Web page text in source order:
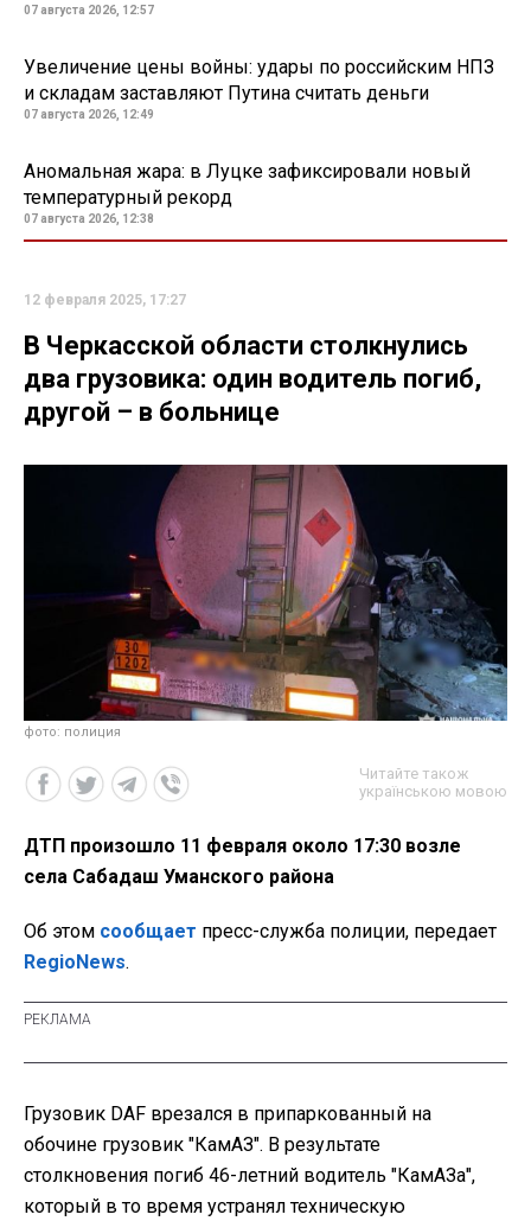
07 августа 2026, 12:57
Увеличение цены войны: удары по российским НПЗ
и складам заставляют Путина считать деньги
07 августа 2026, 12:49
Аномальная жара: в Луцке зафиксировали новый
температурный рекорд
07 августа 2026, 12:38
12 февраля 2025, 17:27
В Черкасской области столкнулись
два грузовика: один водитель погиб,
другой – в больнице
фото: полиция
Читайте також
українською мовою
ДТП произошло 11 февраля около 17:30 возле
села Сабадаш Уманского района
Об этом сообщает пресс-служба полиции, передает
RegioNews.
Грузовик DAF врезался в припаркованный на
обочине грузовик "КамАЗ". В результате
столкновения погиб 46-летний водитель "КамАЗа",
который в то время устранял техническую